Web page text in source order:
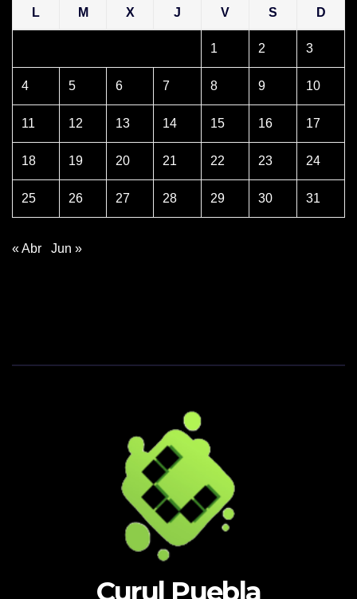
L M X J V S D
1 2 3
4 5 6 7 8 9 10
11 12 13 14 15 16 17
18 19 20 21 22 23 24
25 26 27 28 29 30 31
« Abr Jun »
Curul Puebla